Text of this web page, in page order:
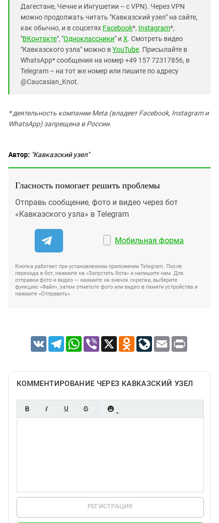
Дагестане, Чечне и Ингушетии – с VPN). Через VPN
можно продолжать читать "Кавказский узел" на сайте,
как обычно, и в соцсетях Facebook*, Instagram*,
"ВКонтакте", "Одноклассники" и X. Смотреть видео
"Кавказского узла" можно вYouTube. Присылайте в
WhatsApp* сообщения на номер +49 157 72317856, в
Telegram – на тот же номер или пишите по адресу
@Caucasian_Knot.
* деятельность компании Meta (владеет Facebook, Instagram и
WhatsApp) запрещена в России.
Автор: "Кавказский узел"
Гласность помогает решить проблемы
Отправь сообщение, фото и видео через бот
«Кавказского узла» в Telegram
Мобильная форма
Кнопка работает при установленном приложении Telegram. После
перехода в бот, нажмите на «Запустить бота» и напишите нам. Для
отправки фото и видео — нажмите на значок скрепки, выберите
функцию «Файл», затем отметьте фото или видео в памяти устройства и
нажмите «Отправить».
VK TelegramWhatsApp
Viber X Odnoklassniki
LiveJournal
Email Print
КОММЕНТИРОВАНИЕ ЧЕРЕЗ КАВКАЗСКИЙ УЗЕЛ
РЕГИСТРАЦИЯ